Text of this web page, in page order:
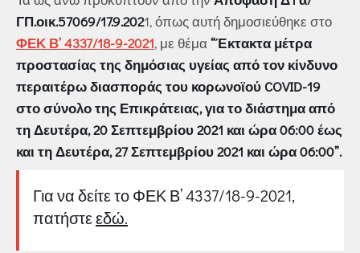
ΓΠ.οικ.57069/17.9.2021, όπως αυτή δημοσιεύθηκε στο
ΦΕΚ Β’ 4337/18-9-2021, με θέμα “Έκτακτα μέτρα
προστασίας της δημόσιας υγείας από τον κίνδυνο
περαιτέρω διασποράς του κορωνοϊού COVID-19
στο σύνολο της Επικράτειας, για το διάστημα από
τη Δευτέρα, 20 Σεπτεμβρίου 2021 και ώρα 06:00 έως
και τη Δευτέρα, 27 Σεπτεμβρίου 2021 και ώρα 06:00”.
Για να δείτε το ΦΕΚ Β’ 4337/18-9-2021,
πατήστεεδώ.